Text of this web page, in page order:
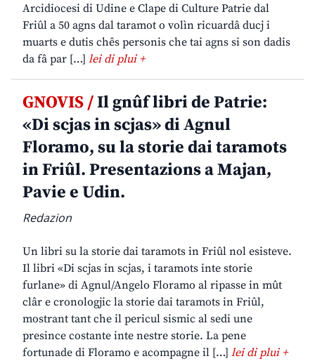
Arcidiocesi di Udine e Clape di Culture Patrie dal
Friûl a 50 agns dal taramot o volìn ricuardâ ducj i
muarts e dutis chês personis che tai agns si son dadis
da fâ par […] lei di plui +
GNOVIS /Il gnûf libri de Patrie:
«Di scjas in scjas» di Agnul
Floramo, su la storie dai taramots
in Friûl. Presentazions a Majan,
Pavie e Udin.
Redazion
Un libri su la storie dai taramots in Friûl nol esisteve.
Il libri «Di scjas in scjas, i taramots inte storie
furlane» di Agnul/Angelo Floramo al ripasse in mût
clâr e cronologjic la storie dai taramots in Friûl,
mostrant tant che il pericul sismic al sedi une
presince costante inte nestre storie. La pene
fortunade di Floramo e acompagne il […] lei di plui +